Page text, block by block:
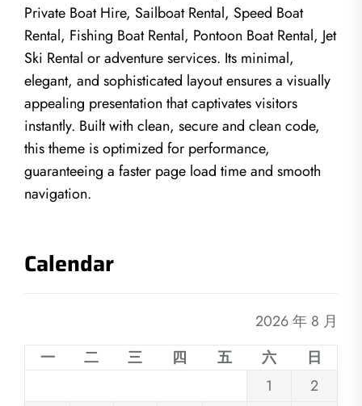
Private Boat Hire, Sailboat Rental, Speed Boat
Rental, Fishing Boat Rental, Pontoon Boat Rental, Jet
Ski Rental or adventure services. Its minimal,
elegant, and sophisticated layout ensures a visually
appealing presentation that captivates visitors
instantly. Built with clean, secure and clean code,
this theme is optimized for performance,
guaranteeing a faster page load time and smooth
navigation.
Calendar
2026 年 8 月
一
二 三 四 五 六
日
1
2